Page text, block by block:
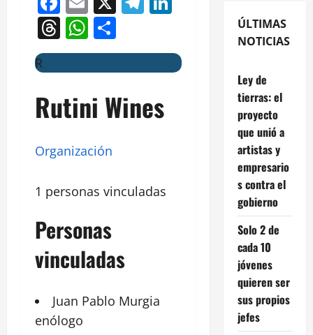
Threads
WhatsApp
R
Rutini Wines
Organización
1 personas vinculadas
Personas
vinculadas
Juan Pablo Murgia
enólogo
ÚLTIMAS
NOTICIAS
Ley de
tierras: el
proyecto
que unió a
artistas y
empresario
s contra el
gobierno
Solo 2 de
cada 10
jóvenes
quieren ser
sus propios
jefes